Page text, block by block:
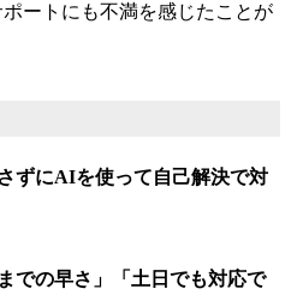
ートにも不満を感じたことが
ずにAIを使って自己解決で対
での早さ」「土日でも対応で